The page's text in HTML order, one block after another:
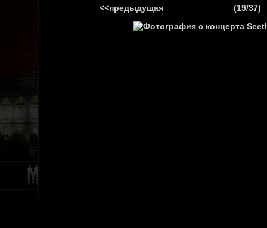
<<предыдущая (19/37)